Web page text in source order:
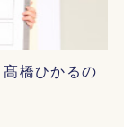
橋ひかるの